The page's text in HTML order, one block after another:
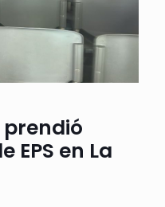
EPS en La